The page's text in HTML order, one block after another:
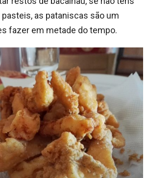
as pataniscas são um
fazer em metade do tempo.